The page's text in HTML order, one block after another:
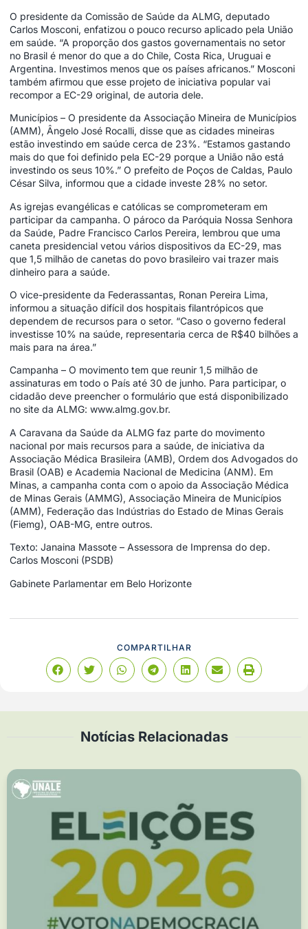
O presidente da Comissão de Saúde da ALMG, deputado
Carlos Mosconi, enfatizou o pouco recurso aplicado pela União
em saúde. “A proporção dos gastos governamentais no setor
no Brasil é menor do que a do Chile, Costa Rica, Uruguai e
Argentina. Investimos menos que os países africanos.” Mosconi
também afirmou que esse projeto de iniciativa popular vai
recompor a EC-29 original, de autoria dele.
Municípios – O presidente da Associação Mineira de Municípios
(AMM), Ângelo José Rocalli, disse que as cidades mineiras
estão investindo em saúde cerca de 23%. “Estamos gastando
mais do que foi definido pela EC-29 porque a União não está
investindo os seus 10%.” O prefeito de Poços de Caldas, Paulo
César Silva, informou que a cidade investe 28% no setor.
As igrejas evangélicas e católicas se comprometeram em
participar da campanha. O pároco da Paróquia Nossa Senhora
da Saúde, Padre Francisco Carlos Pereira, lembrou que uma
caneta presidencial vetou vários dispositivos da EC-29, mas
que 1,5 milhão de canetas do povo brasileiro vai trazer mais
dinheiro para a saúde.
O vice-presidente da Federassantas, Ronan Pereira Lima,
informou a situação difícil dos hospitais filantrópicos que
dependem de recursos para o setor. “Caso o governo federal
investisse 10% na saúde, representaria cerca de R$40 bilhões a
mais para na área.”
Campanha – O movimento tem que reunir 1,5 milhão de
assinaturas em todo o País até 30 de junho. Para participar, o
cidadão deve preencher o formulário que está disponibilizado
no site da ALMG: www.almg.gov.br.
A Caravana da Saúde da ALMG faz parte do movimento
nacional por mais recursos para a saúde, de iniciativa da
Associação Médica Brasileira (AMB), Ordem dos Advogados do
Brasil (OAB) e Academia Nacional de Medicina (ANM). Em
Minas, a campanha conta com o apoio da Associação Médica
de Minas Gerais (AMMG), Associação Mineira de Municípios
(AMM), Federação das Indústrias do Estado de Minas Gerais
(Fiemg), OAB-MG, entre outros.
Texto: Janaina Massote – Assessora de Imprensa do dep.
Carlos Mosconi (PSDB)
Gabinete Parlamentar em Belo Horizonte
COMPARTILHAR
Notícias Relacionadas